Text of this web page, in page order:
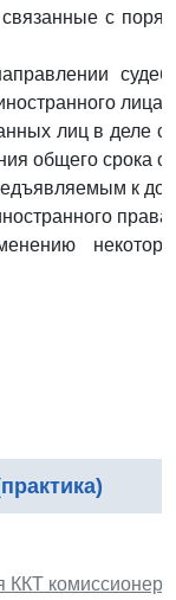
с
лиц в деле
общего срока
к
ККТ